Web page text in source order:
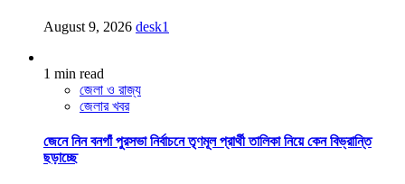
August 9, 2026 desk1
1 min read
জেলা ও রাজ্য
জেলার খবর
জেনে নিন বনগাঁ পুরসভা নির্বাচনে তৃণমূল প্রার্থী তালিকা নিয়ে কেন বিভ্রান্তি
ছড়াচ্ছে